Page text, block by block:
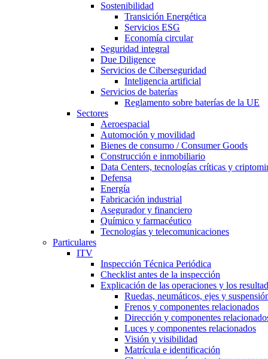
Sostenibilidad
Transición Energética
Servicios ESG
Economía circular
Seguridad integral
Due Diligence
Servicios de Ciberseguridad
Inteligencia artificial
Servicios de baterías
Reglamento sobre baterías de la UE
Sectores
Aeroespacial
Automoción y movilidad
Bienes de consumo / Consumer Goods
Construcción e inmobiliario
Data Centers, tecnologías críticas y
Defensa
Energía
Fabricación industrial
Asegurador y financiero
Químico y farmacéutico
Tecnologías y telecomunicaciones
Particulares
ITV
Inspección Técnica Periódica
Checklist antes de la inspección
Explicación de las operaciones y los
Ruedas, neumáticos, ejes y
Frenos y componentes relacionados
Dirección y componentes
Luces y componentes relacionados
Visión y visibilidad
Matrícula e identificación